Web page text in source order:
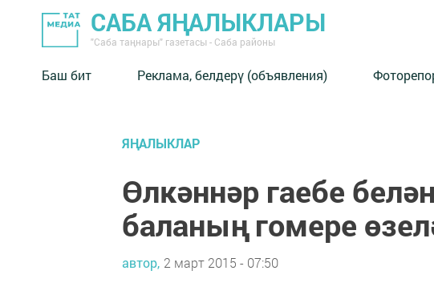
САБА ЯҢАЛЫКЛАРЫ
"Саба таңнары" газетасы - Саба районы
Баш бит Реклама, белдерү (объявления)
ЯҢАЛЫКЛАР
Өлкәннәр гаебе
баланың гомере
автор, 2 март 2015 - 07:50